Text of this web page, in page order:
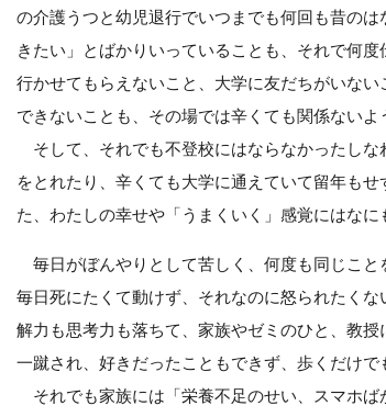
の介護うつと幼児退行でいつまでも何回も昔の
きたい」とばかりいっていることも、それで何
行かせてもらえないこと、大学に友だちがいな
できないことも、その場では辛くても関係ないよ
そして、それでも不登校にはならなかったし
をとれたり、辛くても大学に通えていて留年も
た、わたしの幸せや「うまくいく」感覚にはなに
毎日がぼんやりとして苦しく、何度も同じこと
毎日死にたくて動けず、それなのに怒られたく
解力も思考力も落ちて、家族やゼミのひと、教
一蹴され、好きだったこともできず、歩くだけで
それでも家族には「栄養不足のせい、スマホ